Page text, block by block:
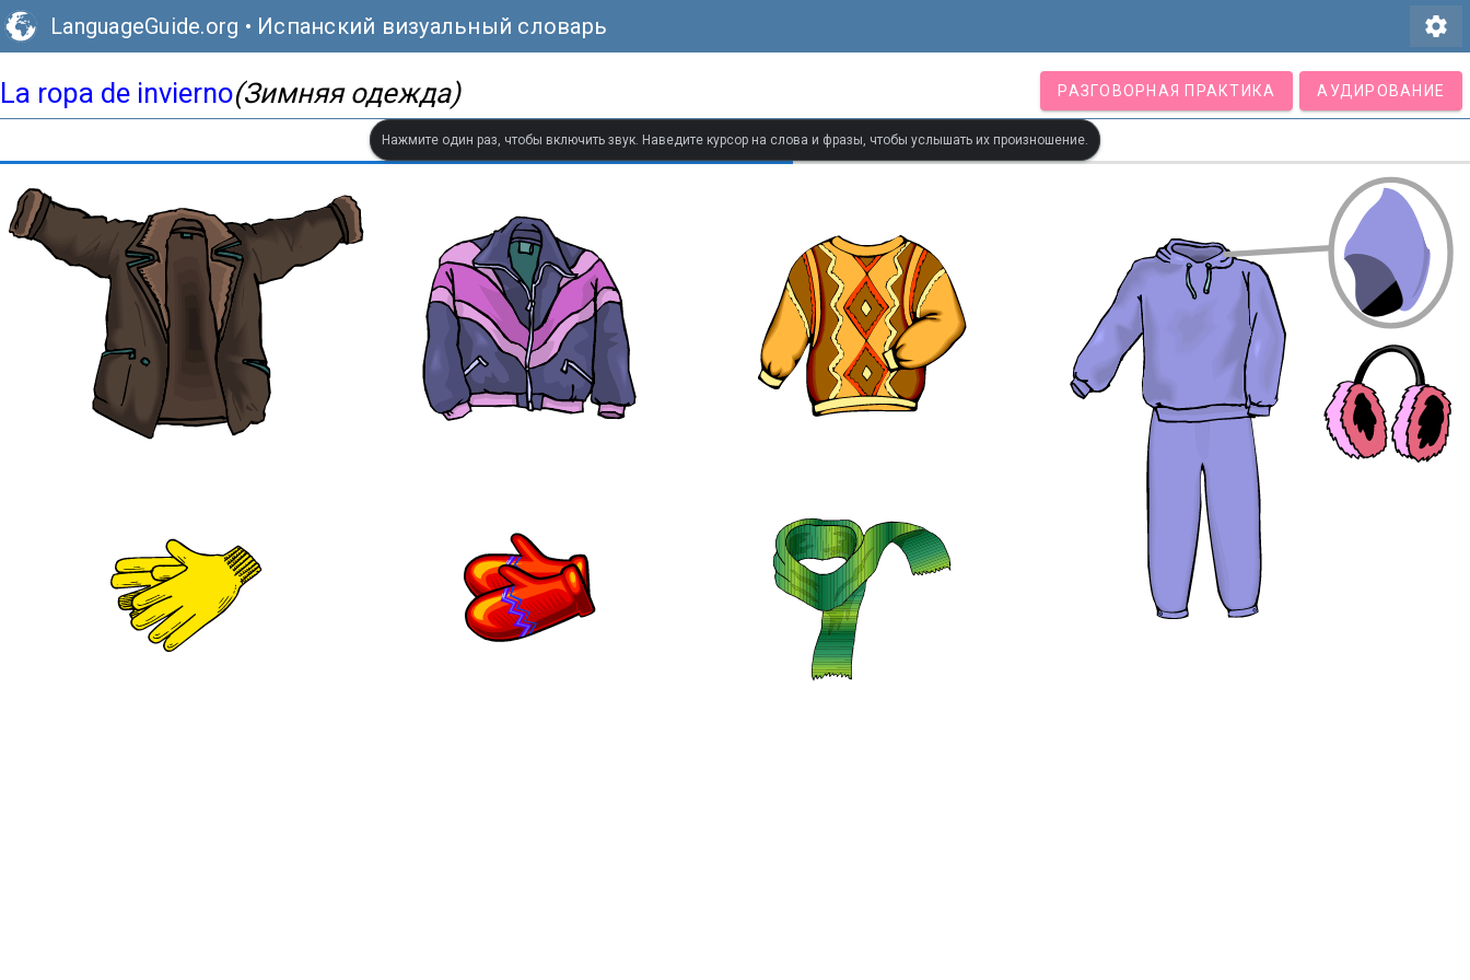
LanguageGuide.org • Испанский визуальный словарь settings
La ropa de invierno(Зимняя одежда) РАЗГОВОРНАЯ ПРАКТИКА АУДИРОВАНИЕ
Нажмите один раз, чтобы включить звук. Наведите курсор на слова и фразы, чтобы услышать их произношение.